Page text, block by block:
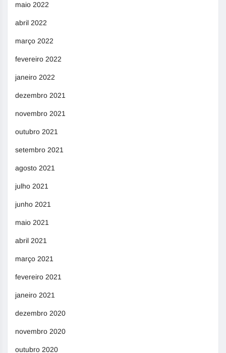
maio 2022
abril 2022
março 2022
fevereiro 2022
janeiro 2022
dezembro 2021
novembro 2021
outubro 2021
setembro 2021
agosto 2021
julho 2021
junho 2021
maio 2021
abril 2021
março 2021
fevereiro 2021
janeiro 2021
dezembro 2020
novembro 2020
outubro 2020